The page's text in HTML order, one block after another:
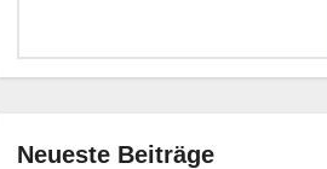
Neueste Beiträge